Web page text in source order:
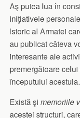
Aş putea lua în
iniţiativele
Istoric al Armatei
au publicat câteva
interesante ale
premergătoare
începutului acestuia.
Există şi memoriile
acestei structuri,